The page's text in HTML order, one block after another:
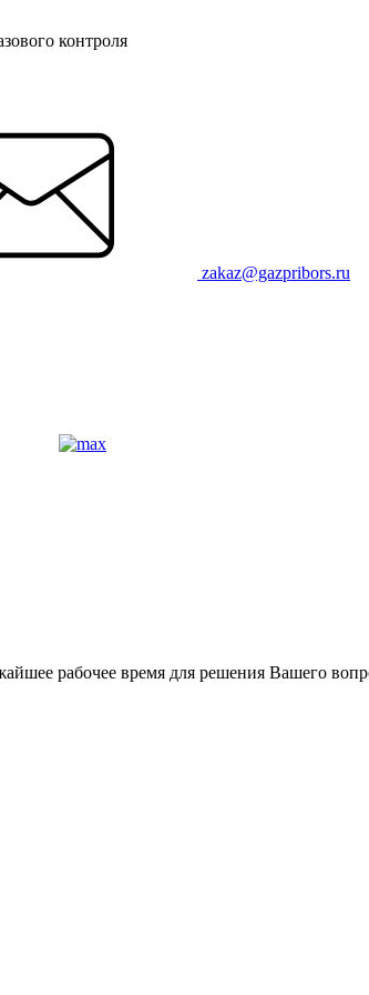
контроля
zakaz@gazpribors.ru
рабочее время для решения Вашего